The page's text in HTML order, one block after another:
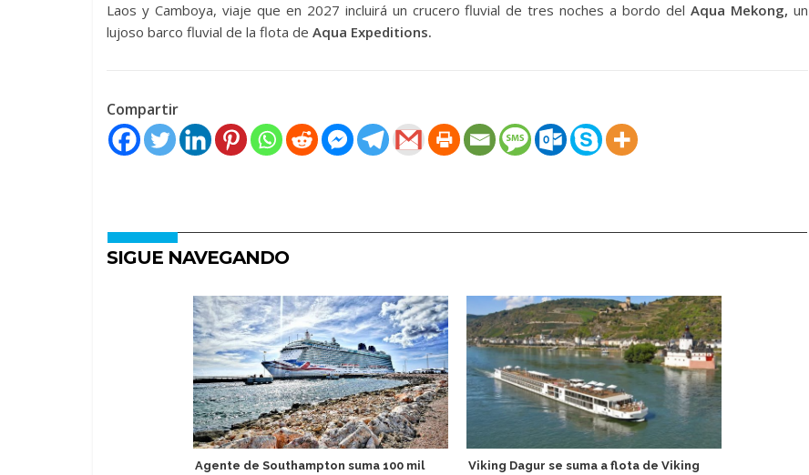
Laos y Camboya, viaje que en 2027 incluirá un crucero fluvial de tres noches a bordo del Aqua Mekong, un
lujoso barco fluvial de la flota de Aqua Expeditions.
Compartir
SIGUE NAVEGANDO
Agente de Southampton suma 100 mil
Viking Dagur se suma a flota de Viking